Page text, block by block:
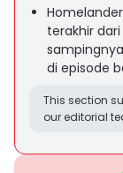
terakhir
di episode
This section
our editorial